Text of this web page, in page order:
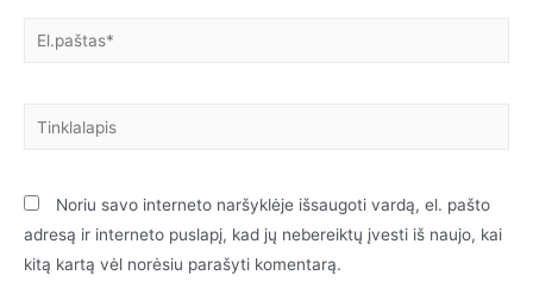
Noriu savo interneto naršyklėje išsaugoti vardą, el. pašto
adresą ir interneto puslapį, kad jų nebereiktų įvesti iš naujo, kai
kitą kartą vėl norėsiu parašyti komentarą.